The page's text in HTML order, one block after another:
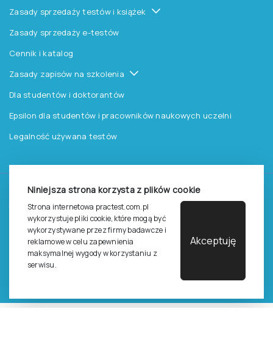
Niniejsza strona korzysta z plików cookie
Strona internetowa practest.com.pl
wykorzystuje pliki cookie, które mogą być
wykorzystywane przez firmy badawcze i
reklamowe w celu zapewnienia
maksymalnej wygody w korzystaniu z
serwisu.
Akceptuję
Zasady sprzedaży testów i książek
Zasady sprzedaży e-testów
Cennik i katalog
Zasady zapisów na szkolenia
Dla studentów i doktorantów
Epsilon dla studentów i pracowników naukowych uczelni
Legalność używana testów
Pracownia Testów Psychologicznych Polskiego
Towarzystwa Psychologicznego sp. z o.o.
Wszelkie prawa zastrzeżone.
Regulamin Polityka prywantości